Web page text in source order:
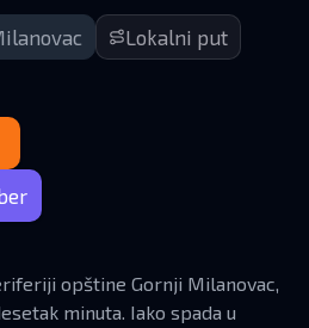
Milanovac (okolina)
Lokalni put
opštine Gornji Milanovac,
minuta. Iako spada u